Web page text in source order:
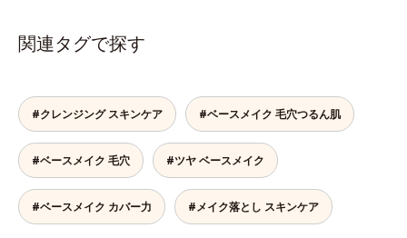
スメです。* うるおいを与える保湿
成分【ご使用方法】・スキンケアの
り、顔全体に少量ずつムラなくのば
します。・オルビス ミスター ベー
スカラー コントローラー ハイカバ
ータイプはクレンジングによる洗顔
が必要です。※衣服につかないよう
にご注意ください。衣服に色がつい
た場合は、すぐに洗剤で丁寧に洗っ
てください。
一に密着”させることで、仕上がり
の美しさと化粧もちが格段にUP。
液成分を87％配合。大気汚染物質バ
リア成分(*)もプラスして、乾燥やダ
メージから肌を守ります。くすみが
ちな大人の肌を、血色感のある肌に
補整する、ピンクベージュカラーで
す。※オルビスのすべてのファンデ
ーションの下地としてご使用いただ
で、“ニキビをケアしたい”と“肌をキ
レイに見せたい”が同時に叶えられ
ます。ピンク味のあるベージュ色
で、塗るとくすみがさっと払われ、
肌が自然とトーンアップ。しっとり
とした美しい仕上がりが続きます。
SPF28・PA+++で、ニキビ肌を紫外
関連タグで探す
#クレンジング スキンケア #ベースメイク 毛穴つるん肌
#ベースメイク 毛穴 #ツヤ ベースメイク
#ベースメイク カバー力 #メイク落とし スキンケア